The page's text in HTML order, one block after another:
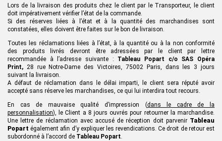
Lors de la livraison des produits chez le client par le Transporteur, le client
doit impérativement vérifier l’état de la commande.
Si des réserves liées à l’état et à la quantité des marchandises sont
constatées, elles doivent être faites sur le bon de livraison.
Toutes les réclamations liées à l’état, à la quantité ou à la non conformité
des produits livrés devront être adressées par le client par lettre
recommandée à l’adresse suivante : Tableau Popart
c/o SAS Opéra
Print, 28 rue Notre-Dame des Victoires, 75002 Paris, dans les 3 jours
suivant la livraison.
A défaut de réclamation dans le délai imparti, le client sera réputé avoir
accepté sans réserve les marchandises, ce qui lui interdira tout recours.
En cas de mauvaise qualité d’impression (dans le cadre de la
personnalisation), le Client a 8 jours ouvrés pour retourner la marchandise.
Une lettre de réclamation avec accusé de réception doit parvenir Tableau
Popart également afin d’y expliquer les revendications. Ce droit de retour est
subordonné à l’accord de Tableau Popart.